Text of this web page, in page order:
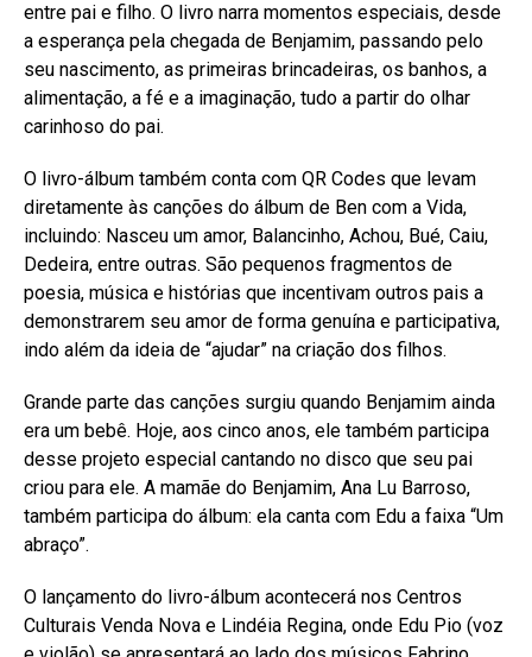
entre pai e filho. O livro narra momentos especiais, desde
a esperança pela chegada de Benjamim, passando pelo
seu nascimento, as primeiras brincadeiras, os banhos, a
alimentação, a fé e a imaginação, tudo a partir do olhar
carinhoso do pai.
O livro-álbum também conta com QR Codes que levam
diretamente às canções do álbum de Ben com a Vida,
incluindo: Nasceu um amor, Balancinho, Achou, Bué, Caiu,
Dedeira, entre outras. São pequenos fragmentos de
poesia, música e histórias que incentivam outros pais a
demonstrarem seu amor de forma genuína e participativa,
indo além da ideia de “ajudar” na criação dos filhos.
Grande parte das canções surgiu quando Benjamim ainda
era um bebê. Hoje, aos cinco anos, ele também participa
desse projeto especial cantando no disco que seu pai
criou para ele. A mamãe do Benjamim, Ana Lu Barroso,
também participa do álbum: ela canta com Edu a faixa “Um
abraço”.
O lançamento do livro-álbum acontecerá nos Centros
Culturais Venda Nova e Lindéia Regina, onde Edu Pio (voz